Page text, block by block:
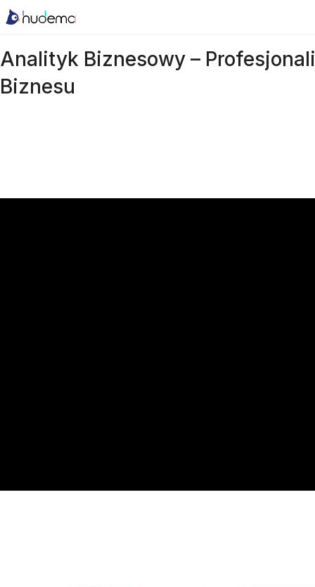
Analityk Biznesowy –
Biznesu